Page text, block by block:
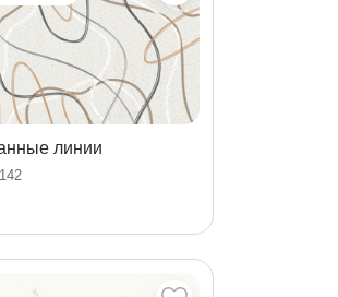
линии